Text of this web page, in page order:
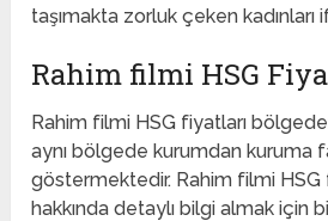
taşımakta zorluk çeken kadınları
Rahim filmi HSG
Rahim filmi HSG fiyatları
aynı bölgede kurumdan kuruma
göstermektedir. Rahim filmi HSG
hakkında detaylı bilgi almak için